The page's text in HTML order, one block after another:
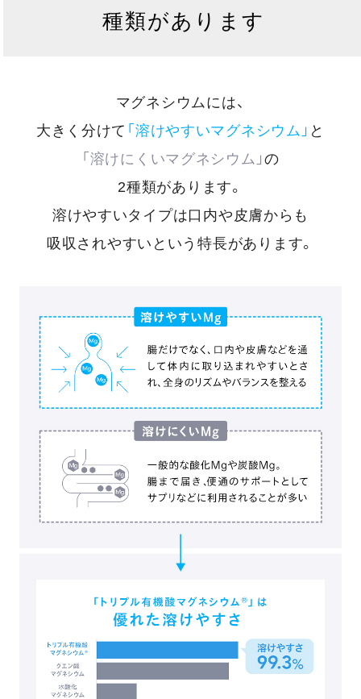
種類があります
マグネシウムには、
大きく分けて 「溶けやすいマグネシウム」 と
「溶けにくいマグネシウム」の
2種類があります。
溶けやすいタイプは口内や皮膚からも
吸収されやすいという特長があります。